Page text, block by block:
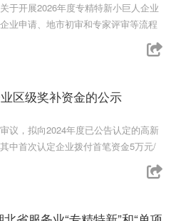
于开展2026年度专精特新小巨人企业
业申请、地市初审和专家评审等流程
区级奖补资金的公示
议，拟向2024年度已公告认定的高新
中首次认定企业拨付首笔资金5万元/